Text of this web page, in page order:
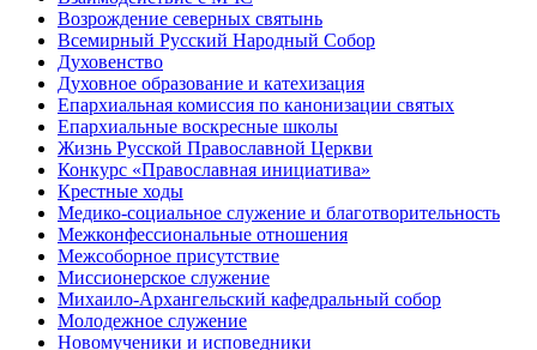
Возрождение северных святынь
Всемирный Русский Народный Собор
Духовенство
Духовное образование и катехизация
Епархиальная комиссия по канонизации святых
Епархиальные воскресные школы
Жизнь Русской Православной Церкви
Конкурс «Православная инициатива»
Крестные ходы
Медико-социальное служение и благотворительность
Межконфессиональные отношения
Межсоборное присутствие
Миссионерское служение
Михаило-Архангельский кафедральный собор
Молодежное служение
Новомученики и исповедники